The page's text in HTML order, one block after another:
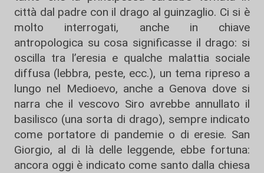
città dal padre con il drago al guinzaglio. Ci si è
molto interrogati, anche in chiave
antropologica su cosa significasse il drago: si
oscilla tra l’eresia e qualche malattia sociale
diffusa (lebbra, peste, ecc.), un tema ripreso a
lungo nel Medioevo, anche a Genova dove si
narra che il vescovo Siro avrebbe annullato il
basilisco (una sorta di drago), sempre indicato
come portatore di pandemie o di eresie. San
Giorgio, al di là delle leggende, ebbe fortuna:
ancora oggi è indicato come santo dalla chiesa